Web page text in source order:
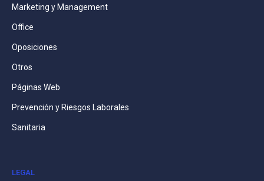
Marketing y Management
Office
Oposiciones
Otros
Páginas Web
Prevención y Riesgos Laborales
Sanitaria
LEGAL